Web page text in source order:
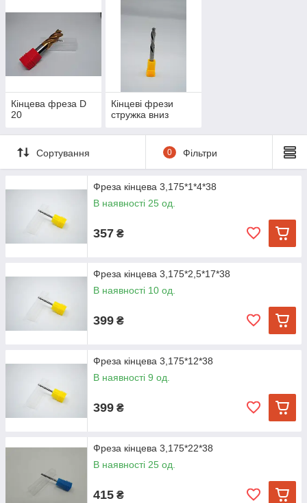
Кінцева фреза D
20
Кінцеві фрези
стружка вниз
Сортування 0 Фільтри
Фреза кінцева 3,175*1*4*38
В наявності 25 од.
357 ₴
Фреза кінцева 3,175*2,5*17*38
В наявності 10 од.
399 ₴
Фреза кінцева 3,175*12*38
В наявності 9 од.
399 ₴
Фреза кінцева 3,175*22*38
В наявності 25 од.
415 ₴